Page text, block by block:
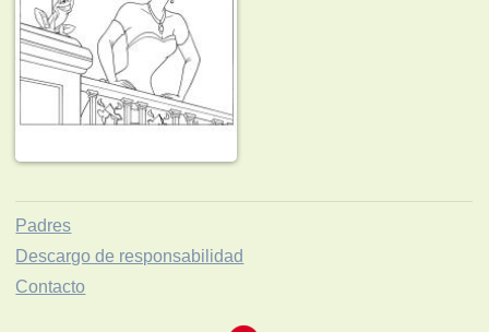
Padres
Descargo de responsabilidad
Contacto